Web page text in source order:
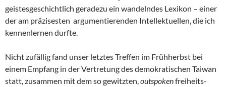
geistesgeschichtlich geradezu ein wandelndes Lexikon – einer
der am präzisesten argumentierenden Intellektuellen, die ich
kennenlernen durfte.
Nicht zufällig fand unser letztes Treffen im Frühherbst bei
einem Empfang in der Vertretung des demokratischen Taiwan
statt, zusammen mit dem so gewitzten,outspokenfreiheits-